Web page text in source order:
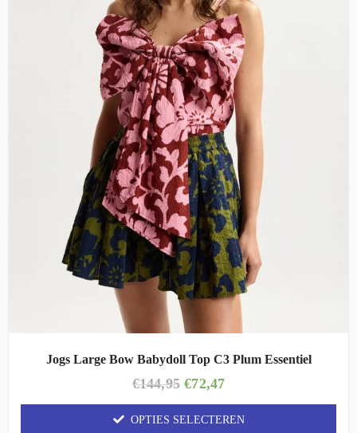
Jogs Large Bow Babydoll Top C3 Plum Essentiel
€144,95 €72,47
OPTIES SELECTEREN